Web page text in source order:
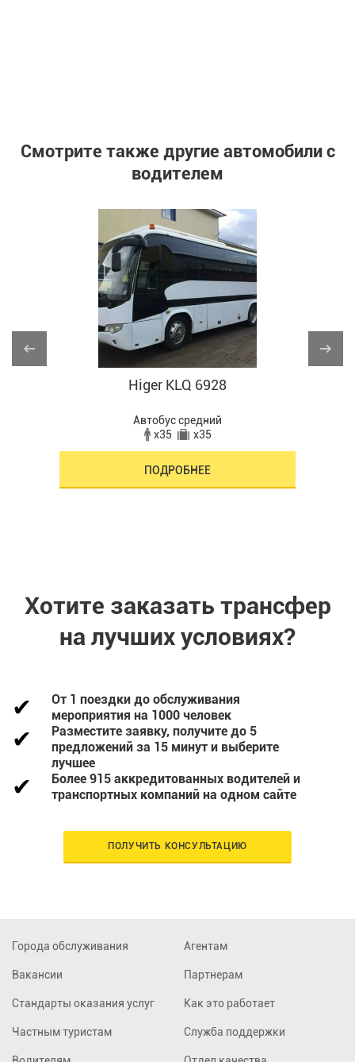
Смотрите также другие автомобили с
водителем
Higer KLQ 6928
Автобус средний
x35
x35
ПОДРОБНЕЕ
Хотите заказать трансфер
на лучших условиях?
От 1 поездки до обслуживания
мероприятия на 1000 человек
Разместите заявку, получите до 5
предложений за 15 минут и выберите
лучшее
Более 915 аккредитованных водителей и
транспортных компаний на одном сайте
ПОЛУЧИТЬ КОНСУЛЬТАЦИЮ
Города обслуживания
Вакансии
Стандарты оказания услуг
Частным туристам
Агентам
Партнерам
Как это работает
Служба поддержки